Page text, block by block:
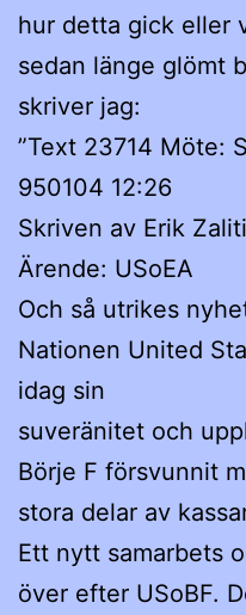
hur detta gick eller
sedan länge glömt
skriver jag:
”Text 23714 Möte:
950104 12:26
Skriven av Erik
Ärende: USoEA
Och så utrikes
Nationen United
idag sin
suveränitet och
Börje F försvunnit
stora delar av
Ett nytt samarbets
över efter USoBF.